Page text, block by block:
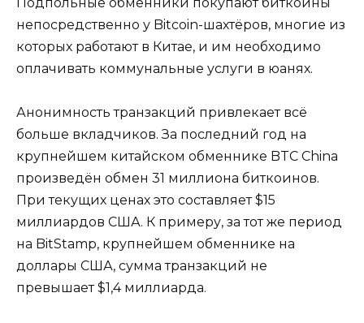
непосредственно у Bitcoin-шахтёров, многие из
которых работают в Китае, и им необходимо
оплачивать коммунальные услуги в юанях.
Анонимность транзакций привлекает всё
больше вкладчиков. За последний год на
крупнейшем китайском обменнике BTC China
произведён обмен 31 миллиона биткоинов.
При текущих ценах это составляет $15
миллиардов США. К примеру, за тот же период
на BitStamp, крупнейшем обменнике на
доллары США, сумма транзакций не
превышает $1,4 миллиарда.